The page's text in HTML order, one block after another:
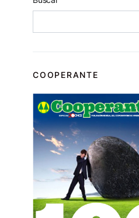
COOPERANTE